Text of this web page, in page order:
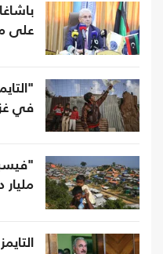
على
في
مليار